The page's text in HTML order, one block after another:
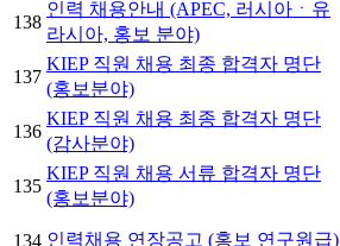
138
인력 채용안내 (APEC, 러시아ㆍ유
라시아, 홍보 분야)
137
KIEP 직원 채용 최종 합격자 명단
(홍보분야)
136
KIEP 직원 채용 최종 합격자 명단
(감사분야)
135
KIEP 직원 채용 서류 합격자 명단
(홍보분야)
134 인력채용 연장공고 (홍보 연구원급)